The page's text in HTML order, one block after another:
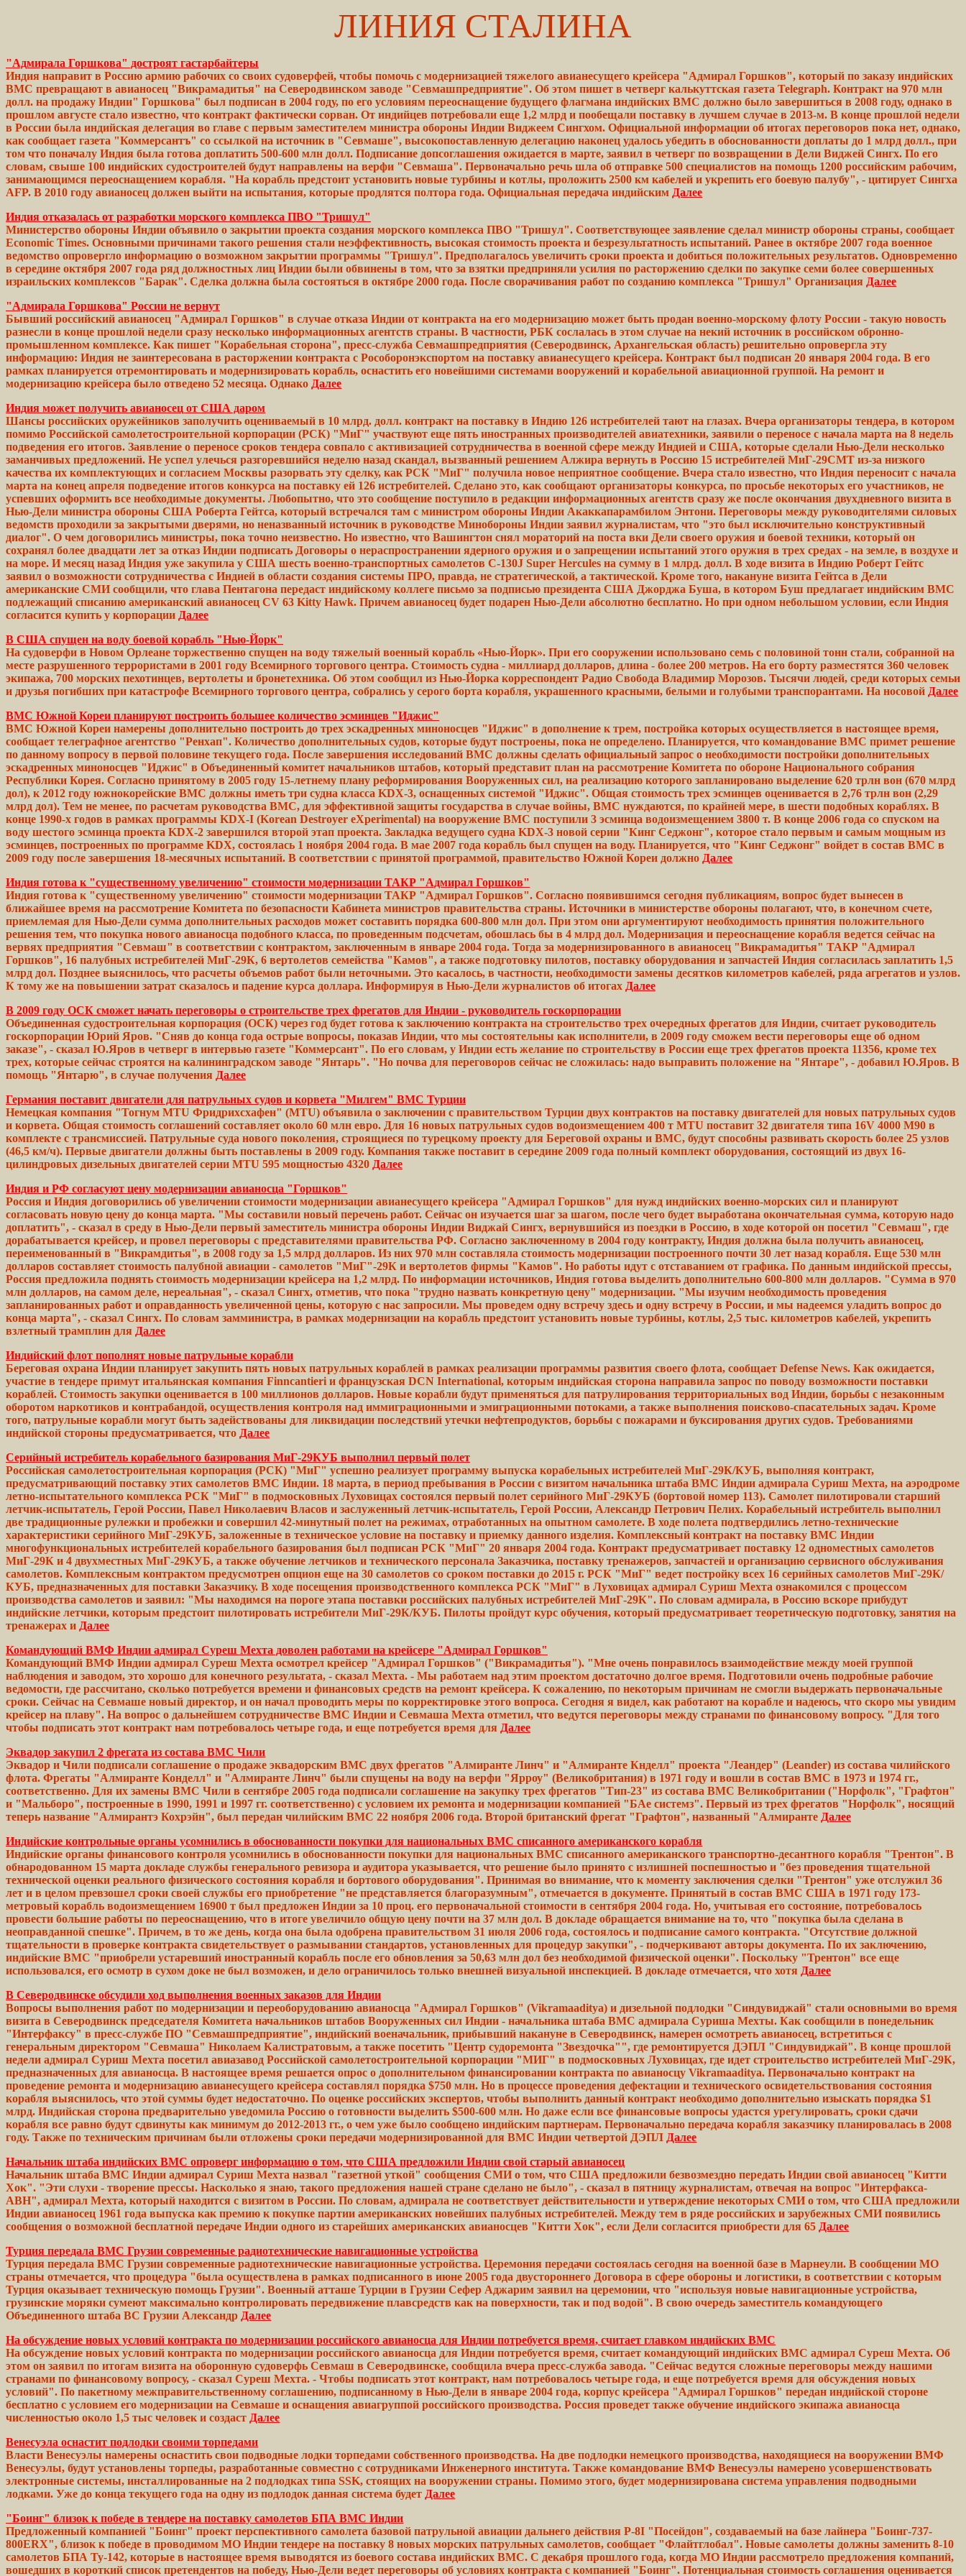
ЛИНИЯ СТАЛИНА
"Адмирала Горшкова" достроят гастарбайтеры
Индия направит в Россию армию рабочих со своих судоверфей, чтобы помочь с модернизацией тяжелого авианесущего крейсера "Адмирал Горшков", который по заказу индийских
ВМС превращают в авианосец "Викрамадитья" на Северодвинском заводе "Севмашпредприятие". Об этом пишет в четверг калькуттская газета Telegraph. Контракт на 970 млн
долл. на продажу Индии" Горшкова" был подписан в 2004 году, по его условиям переоснащение будущего флагмана индийских ВМС должно было завершиться в 2008 году, однако в
прошлом августе стало известно, что контракт фактически сорван. От индийцев потребовали еще 1,2 млрд и пообещали поставку в лучшем случае в 2013-м. В конце прошлой недели
в России была индийская делегация во главе с первым заместителем министра обороны Индии Виджеем Сингхом. Официальной информации об итогах переговоров пока нет, однако,
как сообщает газета "Коммерсантъ" со ссылкой на источник в "Севмаше", высокопоставленную делегацию наконец удалось убедить в обоснованности доплаты до 1 млрд долл., при
том что поначалу Индия была готова доплатить 500-600 млн долл. Подписание допсоглашения ожидается в марте, заявил в четверг по возвращении в Дели Виджей Сингх. По его
словам, свыше 100 индийских судостроителей будут направлены на верфи "Севмаша". Первоначально речь шла об отправке 500 специалистов на помощь 1200 российским рабочим,
занимающимся переоснащением корабля. "На корабль предстоит установить новые турбины и котлы, проложить 2500 км кабелей и укрепить его боевую палубу", - цитирует Сингха
AFP. В 2010 году авианосец должен выйти на испытания, которые продлятся полтора года. Официальная передача индийским Далее
Индия отказалась от разработки морского комплекса ПВО "Тришул"
Министерство обороны Индии объявило о закрытии проекта создания морского комплекса ПВО "Тришул". Соответствующее заявление сделал министр обороны страны, сообщает
Economic Тimes. Основными причинами такого решения стали неэффективность, высокая стоимость проекта и безрезультатность испытаний. Ранее в октябре 2007 года военное
ведомство опровергло информацию о возможном закрытии программы "Тришул". Предполагалось увеличить сроки проекта и добиться положительных результатов. Одновременно
в середине октября 2007 года ряд должностных лиц Индии были обвинены в том, что за взятки предприняли усилия по расторжению сделки по закупке семи более совершенных
израильских комплексов "Барак". Сделка должна была состояться в октябре 2000 года. После сворачивания работ по созданию комплекса "Тришул" Организация Далее
"Адмирала Горшкова" России не вернут
Бывший российский авианосец "Адмирал Горшков" в случае отказа Индии от контракта на его модернизацию может быть продан военно-морскому флоту России - такую новость
разнесли в конце прошлой недели сразу несколько информационных агентств страны. В частности, РБК сослалась в этом случае на некий источник в российском обронно-
промышленном комплексе. Как пишет "Корабельная сторона", пресс-служба Севмашпредприятия (Cеверодвинск, Архангельская область) решительно опровергла эту
информацию: Индия не заинтересована в расторжении контракта с Рособоронэкспортом на поставку авианесущего крейсера. Контракт был подписан 20 января 2004 года. В его
рамках планируется отремонтировать и модернизировать корабль, оснастить его новейшими системами вооружений и корабельной авиационной группой. На ремонт и
модернизацию крейсера было отведено 52 месяца. Однако Далее
Индия может получить авианосец от США даром
Шансы российских оружейников заполучить оцениваемый в 10 млрд. долл. контракт на поставку в Индию 126 истребителей тают на глазах. Вчера организаторы тендера, в котором
помимо Российской самолетостроительной корпорации (РСК) "МиГ" участвуют еще пять иностранных производителей авиатехники, заявили о переносе с начала марта на 8 недель
подведения его итогов. Заявление о переносе сроков тендера совпало с активизацией сотрудничества в военной сфере между Индией и США, которые сделали Нью-Дели несколько
заманчивых предложений. Не успел улечься разгоревшийся неделю назад скандал, вызванный решением Алжира вернуть в Россию 15 истребителей МиГ-29СМТ из-за низкого
качества их комплектующих и согласием Москвы разорвать эту сделку, как РСК "МиГ" получила новое неприятное сообщение. Вчера стало известно, что Индия переносит с начала
марта на конец апреля подведение итогов конкурса на поставку ей 126 истребителей. Сделано это, как сообщают организаторы конкурса, по просьбе некоторых его участников, не
успевших оформить все необходимые документы. Любопытно, что это сообщение поступило в редакции информационных агентств сразу же после окончания двухдневного визита в
Нью-Дели министра обороны США Роберта Гейтса, который встречался там с министром обороны Индии Акаккапарамбилом Энтони. Переговоры между руководителями силовых
ведомств проходили за закрытыми дверями, но неназванный источник в руководстве Минобороны Индии заявил журналистам, что "это был исключительно конструктивный
диалог". О чем договорились министры, пока точно неизвестно. Но известно, что Вашингтон снял мораторий на поста вки Дели своего оружия и боевой техники, который он
сохранял более двадцати лет за отказ Индии подписать Договоры о нераспространении ядерного оружия и о запрещении испытаний этого оружия в трех средах - на земле, в воздухе и
на море. И месяц назад Индия уже закупила у США шесть военно-транспортных самолетов С-130J Super Hercules на сумму в 1 млрд. долл. В ходе визита в Индию Роберт Гейтс
заявил о возможности сотрудничества с Индией в области создания системы ПРО, правда, не стратегической, а тактической. Кроме того, накануне визита Гейтса в Дели
американские СМИ сообщили, что глава Пентагона передаст индийскому коллеге письмо за подписью президента США Джорджа Буша, в котором Буш предлагает индийским ВМС
подлежащий списанию американский авианосец CV 63 Kitty Hawk. Причем авианосец будет подарен Нью-Дели абсолютно бесплатно. Но при одном небольшом условии, если Индия
согласится купить у корпорации Далее
В США спущен на воду боевой корабль "Нью-Йорк"
На судоверфи в Новом Орлеане торжественно спущен на воду тяжелый военный корабль «Нью-Йорк». При его сооружении использовано семь с половиной тонн стали, собранной на
месте разрушенного террористами в 2001 году Всемирного торгового центра. Стоимость судна - миллиард долларов, длина - более 200 метров. На его борту разместятся 360 человек
экипажа, 700 морских пехотинцев, вертолеты и бронетехника. Об этом сообщил из Нью-Йорка корреспондент Радио Свобода Владимир Морозов. Тысячи людей, среди которых семьи
и друзья погибших при катастрофе Всемирного торгового центра, собрались у серого борта корабля, украшенного красными, белыми и голубыми транспорантами. На носовой Далее
ВМС Южной Кореи планируют построить большее количество эсминцев "Иджис"
ВМС Южной Кореи намерены дополнительно построить до трех эскадренных миноносцев "Иджис" в дополнение к трем, постройка которых осуществляется в настоящее время,
сообщает телеграфное агентство "Ренхап". Количество дополнительных судов, которые будут построены, пока не определено. Планируется, что командование ВМС примет решение
по данному вопросу в первой половине текущего года. После завершения исследований ВМС должны сделать официальный запрос о необходимости постройки дополнительных
эскадренных миноносцев "Иджис" в Объединенный комитет начальников штабов, который представит план на рассмотрение Комитета по обороне Национального собрания
Республики Корея. Согласно принятому в 2005 году 15-летнему плану реформирования Вооруженных сил, на реализацию которого запланировано выделение 620 трлн вон (670 млрд
дол), к 2012 году южнокорейские ВМС должны иметь три судна класса KDX-3, оснащенных системой "Иджис". Общая стоимость трех эсминцев оценивается в 2,76 трлн вон (2,29
млрд дол). Тем не менее, по расчетам руководства ВМС, для эффективной защиты государства в случае войны, ВМС нуждаются, по крайней мере, в шести подобных кораблях. В
конце 1990-х годов в рамках программы KDX-I (Korean Destroyer eXperimental) на вооружение ВМС поступили 3 эсминца водоизмещением 3800 т. В конце 2006 года со спуском на
воду шестого эсминца проекта KDX-2 завершился второй этап проекта. Закладка ведущего судна KDX-3 новой серии "Кинг Седжонг", которое стало первым и самым мощным из
эсминцев, построенных по программе KDX, состоялась 1 ноября 2004 года. В мае 2007 года корабль был спущен на воду. Планируется, что "Кинг Седжонг" войдет в состав ВМС в
2009 году после завершения 18-месячных испытаний. В соответствии с принятой программой, правительство Южной Кореи должно Далее
Индия готова к "существенному увеличению" стоимости модернизации ТАКР "Адмирал Горшков"
Индия готова к "существенному увеличению" стоимости модернизации ТАКР "Адмирал Горшков". Согласно появившимся сегодня публикациям, вопрос будет вынесен в
ближайшее время на рассмотрение Комитета по безопасности Кабинета министров правительства страны. Источники в министерстве обороны полагают, что, в конечном счете,
приемлемая для Нью-Дели сумма дополнительных расходов может составить порядка 600-800 млн дол. При этом они аргументируют необходимость принятия положительного
решения тем, что покупка нового авианосца подобного класса, по проведенным подсчетам, обошлась бы в 4 млрд дол. Модернизация и переоснащение корабля ведется сейчас на
вервях предприятия "Севмаш" в соответствии с контрактом, заключенным в январе 2004 года. Тогда за модернизированного в авианосец "Викрамадитья" ТАКР "Адмирал
Горшков", 16 палубных истребителей МиГ-29К, 6 вертолетов семейства "Камов", а также подготовку пилотов, поставку оборудования и запчастей Индия согласилась заплатить 1,5
млрд дол. Позднее выяснилось, что расчеты объемов работ были неточными. Это касалось, в частности, необходимости замены десятков километров кабелей, ряда агрегатов и узлов.
К тому же на повышении затрат сказалось и падение курса доллара. Информируя в Нью-Дели журналистов об итогах Далее
В 2009 году ОСК сможет начать переговоры о строительстве трех фрегатов для Индии - руководитель госкорпорации
Объединенная судостроительная корпорация (ОСК) через год будет готова к заключению контракта на строительство трех очередных фрегатов для Индии, считает руководитель
госкорпорации Юрий Яров. "Сняв до конца года острые вопросы, показав Индии, что мы состоятельны как исполнители, в 2009 году сможем вести переговоры еще об одном
заказе", - сказал Ю.Яров в четверг в интервью газете "Коммерсант". По его словам, у Индии есть желание по строительству в России еще трех фрегатов проекта 11356, кроме тех
трех, которые сейчас строятся на калининградском заводе "Янтарь". "Но почва для переговоров сейчас не сложилась: надо выправить положение на "Янтаре", - добавил Ю.Яров. В
помощь "Янтарю", в случае получения Далее
Германия поставит двигатели для патрульных судов и корвета "Милгем" ВМС Турции
Немецкая компания "Тогнум MTU Фридрихсхафен" (MTU) объявила о заключении с правительством Турции двух контрактов на поставку двигателей для новых патрульных судов
и корвета. Общая стоимость соглашений составляет около 60 млн евро. Для 16 новых патрульных судов водоизмещением 400 т MTU поставит 32 двигателя типа 16V 4000 M90 в
комплекте с трансмиссией. Патрульные суда нового поколения, строящиеся по турецкому проекту для Береговой охраны и ВМС, будут способны развивать скорость более 25 узлов
(46,5 км/ч). Первые двигатели должны быть поставлены в 2009 году. Компания также поставит в середине 2009 года полный комплект оборудования, состоящий из двух 16-
цилиндровых дизельных двигателей серии MTU 595 мощностью 4320 Далее
Индия и РФ согласуют цену модернизации авианосца "Горшков"
Россия и Индия договорились об увеличении стоимости модернизации авианесущего крейсера "Адмирал Горшков" для нужд индийских военно-морских сил и планируют
согласовать новую цену до конца марта. "Мы составили новый перечень работ. Сейчас он изучается шаг за шагом, после чего будет выработана окончательная сумма, которую надо
доплатить", - сказал в среду в Нью-Дели первый заместитель министра обороны Индии Виджай Сингх, вернувшийся из поездки в Россию, в ходе которой он посетил "Севмаш", где
дорабатывается крейсер, и провел переговоры с представителями правительства РФ. Согласно заключенному в 2004 году контракту, Индия должна была получить авианосец,
переименованный в "Викрамдитья", в 2008 году за 1,5 млрд долларов. Из них 970 млн составляла стоимость модернизации построенного почти 30 лет назад корабля. Еще 530 млн
долларов составляет стоимость палубной авиации - самолетов "МиГ"-29К и вертолетов фирмы "Камов". Но работы идут с отставанием от графика. По данным индийской прессы,
Россия предложила поднять стоимость модернизации крейсера на 1,2 млрд. По информации источников, Индия готова выделить дополнительно 600-800 млн долларов. "Сумма в 970
млн долларов, на самом деле, нереальная", - сказал Сингх, отметив, что пока "трудно назвать конкретную цену" модернизации. "Мы изучим необходимость проведения
запланированных работ и оправданность увеличенной цены, которую с нас запросили. Мы проведем одну встречу здесь и одну встречу в России, и мы надеемся уладить вопрос до
конца марта", - сказал Сингх. По словам замминистра, в рамках модернизации на корабль предстоит установить новые турбины, котлы, 2,5 тыс. километров кабелей, укрепить
взлетный трамплин для Далее
Индийский флот пополнят новые патрульные корабли
Береговая охрана Индии планирует закупить пять новых патрульных кораблей в рамках реализации программы развития своего флота, сообщает Defense News. Как ожидается,
участие в тендере примут итальянская компания Finncantieri и французская DCN International, которым индийская сторона направила запрос по поводу возможности поставки
кораблей. Стоимость закупки оценивается в 100 миллионов долларов. Новые корабли будут применяться для патрулирования территориальных вод Индии, борьбы с незаконным
оборотом наркотиков и контрабандой, осуществления контроля над иммиграционными и эмиграционными потоками, а также выполнения поисково-спасательных задач. Кроме
того, патрульные корабли могут быть задействованы для ликвидации последствий утечки нефтепродуктов, борьбы с пожарами и буксирования других судов. Требованиями
индийской стороны предусматривается, что Далее
Серийный истребитель корабельного базирования МиГ-29КУБ выполнил первый полет
Российская самолетостроительная корпорация (РСК) "МиГ" успешно реализует программу выпуска корабельных истребителей МиГ-29К/КУБ, выполняя контракт,
предусматривающий поставку этих самолетов ВМС Индии. 18 марта, в период пребывания в России с визитом начальника штаба ВМС Индии адмирала Суриш Мехта, на аэродроме
летно-испытательного комплекса РСК "МиГ" в подмосковных Луховицах состоялся первый полет серийного МиГ-29КУБ (бортовой номер 113). Самолет пилотировали старший
летчик-испытатель, Герой России, Павел Николаевич Власов и заслуженный летчик-испытатель, Герой России, Александр Петрович Пелих. Корабельный истребитель выполнил
две традиционные рулежки и пробежки и совершил 42-минутный полет на режимах, отработанных на опытном самолете. В ходе полета подтвердились летно-технические
характеристики серийного МиГ-29КУБ, заложенные в техническое условие на поставку и приемку данного изделия. Комплексный контракт на поставку ВМС Индии
многофункциональных истребителей корабельного базирования был подписан РСК "МиГ" 20 января 2004 года. Контракт предусматривает поставку 12 одноместных самолетов
МиГ-29К и 4 двухместных МиГ-29КУБ, а также обучение летчиков и технического персонала Заказчика, поставку тренажеров, запчастей и организацию сервисного обслуживания
самолетов. Комплексным контрактом предусмотрен опцион еще на 30 самолетов со сроком поставки до 2015 г. РСК "МиГ" ведет постройку всех 16 серийных самолетов МиГ-29К/
КУБ, предназначенных для поставки Заказчику. В ходе посещения производственного комплекса РСК "МиГ" в Луховицах адмирал Суриш Мехта ознакомился с процессом
производства самолетов и заявил: "Мы находимся на пороге этапа поставки российских палубных истребителей МиГ-29К". По словам адмирала, в Россию вскоре прибудут
индийские летчики, которым предстоит пилотировать истребители МиГ-29К/КУБ. Пилоты пройдут курс обучения, который предусматривает теоретическую подготовку, занятия на
тренажерах и Далее
Командующий ВМФ Индии адмирал Суреш Мехта доволен работами на крейсере "Адмирал Горшков"
Командующий ВМФ Индии адмирал Суреш Мехта осмотрел крейсер "Адмирал Горшков" ("Викрамадитья"). "Мне очень понравилось взаимодействие между моей группой
наблюдения и заводом, это хорошо для конечного результата, - сказал Мехта. - Мы работаем над этим проектом достаточно долгое время. Подготовили очень подробные рабочие
ведомости, где рассчитано, сколько потребуется времени и финансовых средств на ремонт крейсера. К сожалению, по некоторым причинам не смогли выдержать первоначальные
сроки. Сейчас на Севмаше новый директор, и он начал проводить меры по корректировке этого вопроса. Сегодня я видел, как работают на корабле и надеюсь, что скоро мы увидим
крейсер на плаву". На вопрос о дальнейшем сотрудничестве ВМС Индии и Севмаша Мехта отметил, что ведутся переговоры между странами по финансовому вопросу. "Для того
чтобы подписать этот контракт нам потребовалось четыре года, и еще потребуется время для Далее
Эквадор закупил 2 фрегата из состава ВМС Чили
Эквадор и Чили подписали соглашение о продаже эквадорским ВМС двух фрегатов "Алмиранте Линч" и "Алмиранте Кнделл" проекта "Леандер" (Leander) из состава чилийского
флота. Фрегаты "Алмиранте Конделл" и "Алмиранте Линч" были спущены на воду на верфи "Ярроу" (Великобритания) в 1971 году и вошли в состав ВМС в 1973 и 1974 гг.,
соответственно. Для их замены ВМС Чили в сентябре 2005 года подписали соглашение на закупку трех фрегатов "Тип-23" из состава ВМС Великобритании ("Норфолк", "Графтон"
и "Мальборо", построенные в 1990, 1991 и 1997 гг. соответственно) с условием их ремонта и модернизации компанией "БАе системз". Первый из трех фрегатов "Норфолк", носящий
теперь название "Алмирантэ Кохрэйн", был передан чилийским ВМС 22 ноября 2006 года. Второй британский фрегат "Графтон", названный "Алмиранте Далее
Индийские контрольные органы усомнились в обоснованности покупки для национальных ВМС списанного американского корабля
Индийские органы финансового контроля усомнились в обоснованности покупки для национальных ВМС списанного американского транспортно-десантного корабля "Трентон". В
обнародованном 15 марта докладе службы генерального ревизора и аудитора указывается, что решение было принято с излишней поспешностью и "без проведения тщательной
технической оценки реального физического состояния корабля и бортового оборудования". Принимая во внимание, что к моменту заключения сделки "Трентон" уже отслужил 36
лет и в целом превзошел сроки своей службы его приобретение "не представляется благоразумным", отмечается в документе. Принятый в состав ВМС США в 1971 году 173-
метровый корабль водоизмещением 16900 т был предложен Индии за 10 проц. его первоначальной стоимости в сентября 2004 года. Но, учитывая его состояние, потребовалось
провести большие работы по переоснащению, что в итоге увеличило общую цену почти на 37 млн дол. В докладе обращается внимание на то, что "покупка была сделана в
неоправданной спешке". Причем, в то же день, когда она была одобрена правительством 31 июля 2006 года, состоялось и подписание самого контракта. "Отсутствие должной
тщательности в проверке контракта свидетельствует о размывании стандартов, установленных для процедур закупки", - подчеркивают авторы документа. По их заключению,
индийские ВМС "приобрели устаревший иностранный корабль после его обновления за 50,63 млн дол без необходимой физической оценки". Поскольку "Трентон" все еще
использовался, его осмотр в сухом доке не был возможен, и дело ограничилось только внешней визуальной инспекцией. В докладе отмечается, что хотя Далее
В Северодвинске обсудили ход выполнения военных заказов для Индии
Вопросы выполнения работ по модернизации и переоборудованию авианосца "Адмирал Горшков" (Vikramaaditya) и дизельной подлодки "Синдувиджай" стали основными во время
визита в Северодвинск председателя Комитета начальников штабов Вооруженных сил Индии - начальника штаба ВМС адмирала Суриша Мехты. Как сообщили в понедельник
"Интерфаксу" в пресс-службе ПО "Севмашпредприятие", индийский военачальник, прибывший накануне в Северодвинск, намерен осмотреть авианосец, встретиться с
генеральным директором "Севмаша" Hиколаем Калистратовым, а также посетить "Центр судоремонта "Звездочка"", где ремонтируется ДЭПЛ "Синдувиджай". В конце прошлой
недели адмирал Суриш Мехта посетил авиазавод Российской самолетостроительной корпорации "МИГ" в подмосковных Луховицах, где идет строительство истребителей МиГ-29К,
предназначенных для авианосца. В настоящее время решается опрос о дополнительном финансировании контракта по авианосцу Vikramaaditya. Первоначально контракт на
проведение ремонта и модернизацию авианесущего крейсера составлял порядка $750 млн. Hо в процессе проведения дефектации и технического освидетельствования состояния
корабля выяснилось, что этой суммы будет недостаточно. По оценке российских экспертов, чтобы выполнить данный контракт необходимо дополнительно изыскать порядка $1
млрд. Индийская сторона предварительно уведомила Россию о готовности выделить $500-600 млн. Hо даже если все финансовые вопросы удастся урегулировать, сроки сдачи
корабля все равно будут сдвинуты как минимум до 2012-2013 гг., о чем уже было сообщено индийским партнерам. Первоначально передача корабля заказчику планировалась в 2008
году. Также по техническим причинам были отложены сроки передачи модернизированной для ВМС Индии четвертой ДЭПЛ Далее
Начальник штаба индийских ВМС опроверг информацию о том, что США предложили Индии свой старый авианосец
Начальник штаба ВМС Индии адмирал Суриш Мехта назвал "газетной уткой" сообщения СМИ о том, что США предложили безвозмездно передать Индии свой авианосец "Китти
Хок". "Эти слухи - творение прессы. Насколько я знаю, такого предложения нашей стране сделано не было", - сказал в пятницу журналистам, отвечая на вопрос "Интерфакса-
АВН", адмирал Мехта, который находится с визитом в России. По словам, адмирала не соответствует действительности и утверждение некоторых СМИ о том, что США предложили
Индии авианосец 1961 года выпуска как премию к покупке партии американских новейших палубных истребителей. Между тем в ряде российских и зарубежных СМИ появились
сообщения о возможной бесплатной передаче Индии одного из старейших американских авианосцев "Китти Хок", если Дели согласится приобрести для 65 Далее
Турция передала ВМС Грузии современные радиотехнические навигационные устройства
Турция передала ВМС Грузии современные радиотехнические навигационные устройства. Церемония передачи состоялась сегодня на военной базе в Марнеули. В сообщении МО
страны отмечается, что процедура "была осуществлена в рамках подписанного в июне 2005 года двустороннего Договора в сфере обороны и логистики, в соответствии с которым
Турция оказывает техническую помощь Грузии". Военный атташе Турции в Грузии Сефер Аджарим заявил на церемонии, что "используя новые навигационные устройства,
грузинские моряки сумеют максимально контролировать передвижение плавсредств как на поверхности, так и под водой". В свою очередь заместитель командующего
Объединенного штаба ВС Грузии Александр Далее
На обсуждение новых условий контракта по модернизации российского авианосца для Индии потребуется время, считает главком индийских ВМС
На обсуждение новых условий контракта по модернизации российского авианосца для Индии потребуется время, считает командующий индийских ВМС адмирал Суреш Мехта. Об
этом он заявил по итогам визита на оборонную судоверфь Севмаш в Северодвинске, сообщила вчера пресс-служба завода. "Сейчас ведутся сложные переговоры между нашими
странами по финансовому вопросу, - сказал Суреш Мехта. - Чтобы подписать этот контракт, нам потребовалось четыре года, и еще потребуется время для обсуждения новых
условий". По пакетному межправительственному соглашению, подписанному в Нью-Дели в январе 2004 года, корпус крейсера "Адмирал Горшков" передан индийской стороне
бесплатно с условием его модернизации на Севмаше и оснащения авиагруппой российского производства. Россия проведет также обучение индийского экипажа авианосца
численностью около 1,5 тыс человек и создаст Далее
Венесуэла оснастит подлодки своими торпедами
Власти Венесуэлы намерены оснастить свои подводные лодки торпедами собственного производства. На две подлодки немецкого производства, находящиеся на вооружении ВМФ
Венесуэлы, будут установлены торпеды, разработанные совместно с сотрудниками Инженерного института. Также командование ВМФ Венесуэлы намерено усовершенствовать
электронные системы, инсталлированные на 2 подлодках типа SSK, стоящих на вооружении страны. Помимо этого, будет модернизирована система управления подводными
лодками. Уже до конца текущего года на одну из подлодок данная система будет Далее
"Боинг" близок к победе в тендере на поставку самолетов БПА ВМС Индии
Предложенный компанией "Боинг" проект перспективного самолета базовой патрульной авиации дальнего действия P-8I "Посейдон", создаваемый на базе лайнера "Боинг-737-
800ERX", близок к победе в проводимом МО Индии тендере на поставку 8 новых морских патрульных самолетов, сообщает "Флайтглобал". Новые самолеты должны заменить 8-10
самолетов БПА Ту-142, которые в настоящее время выводятся из боевого состава индийских ВМС. С декабря прошлого года, когда МО Индии рассмотрело предложения компаний,
вошедших в короткий список претендентов на победу, Нью-Дели ведет переговоры об условиях контракта с компанией "Боинг". Потенциальная стоимость соглашения оценивается